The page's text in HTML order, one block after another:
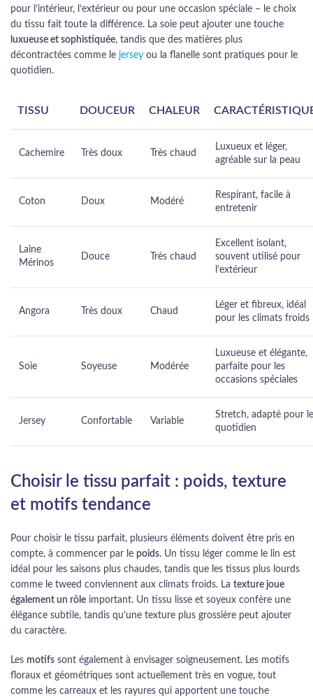
pour l’intérieur, l’extérieur ou pour une occasion spéciale – le choix
du tissu fait toute la différence. La soie peut ajouter une touche
luxueuse et sophistiquée, tandis que des matières plus
décontractées comme le jersey ou la flanelle sont pratiques pour le
quotidien.
TISSU DOUCEUR CHALEUR
Cachemire Très doux Très chaud
Luxueux et léger,
agréable sur la peau
Coton Doux Modéré
Respirant, facile à
entretenir
Laine
Mérinos
Douce Très chaud
Excellent isolant,
souvent utilisé pour
l’extérieur
Angora Très doux Chaud
Léger et fibreux, idéal
pour les climats froids
Soie Soyeuse Modérée
Luxueuse et élégante,
parfaite pour les
occasions spéciales
Jersey Confortable Variable
Stretch, adapté pour le
quotidien
Choisir le tissu parfait : poids, texture
et motifs tendance
Pour choisir le tissu parfait, plusieurs éléments doivent être pris en
compte, à commencer par le poids. Un tissu léger comme le lin est
idéal pour les saisons plus chaudes, tandis que les tissus plus lourds
comme le tweed conviennent aux climats froids. La texture joue
également un rôle important. Un tissu lisse et soyeux confère une
élégance subtile, tandis qu’une texture plus grossière peut ajouter
du caractère.
Les motifs sont également à envisager soigneusement. Les motifs
floraux et géométriques sont actuellement très en vogue, tout
comme les carreaux et les rayures qui apportent une touche